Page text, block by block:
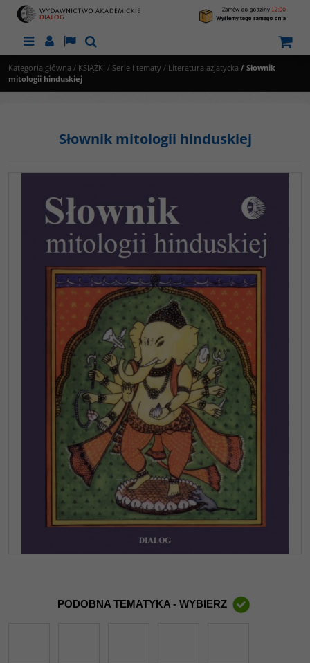
MenuPanelLangSzukaj
Kategoria główna / KSIĄŻKI / Serie i tematy / Literatura azjatycka / Słownik
mitologii hinduskiej
Słownik mitologii hinduskiej
PODOBNA TEMATYKA - WYBIERZ